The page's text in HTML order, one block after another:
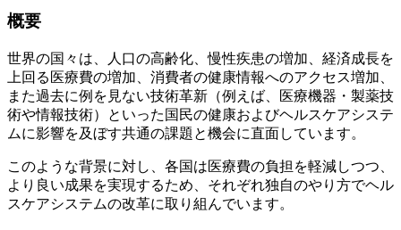
概要
世界の国々は、人口の高齢化、慢性疾患の増加、経済成長を
上回る医療費の増加、消費者の健康情報へのアクセス増加、
また過去に例を見ない技術革新（例えば、医療機器・製薬技
術や情報技術）といった国民の健康およびヘルスケアシステ
ムに影響を及ぼす共通の課題と機会に直面しています。
このような背景に対し、各国は医療費の負担を軽減しつつ、
より良い成果を実現するため、それぞれ独自のやり方でヘル
スケアシステムの改革に取り組んでいます。